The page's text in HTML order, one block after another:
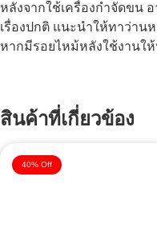
หลังจากใช้เครื่องกำจัดขน
เรื่องปกติ แนะนำให้ทาว่าน
หากมีรอยไหม้หลังใช้งานใ
สินค้าที่เกี่ยวข้อง
40% Off